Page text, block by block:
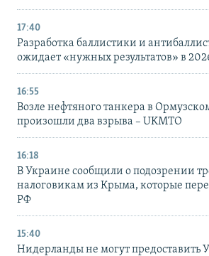
17:40
Разработка баллистики и
ожидает «нужных результатов» в
16:55
Возле нефтяного танкера в
произошли два взрыва – UKMTO
16:18
В Украине сообщили о подозрении
налоговикам из Крыма, которые
РФ
15:40
Нидерланды не могут предоставить